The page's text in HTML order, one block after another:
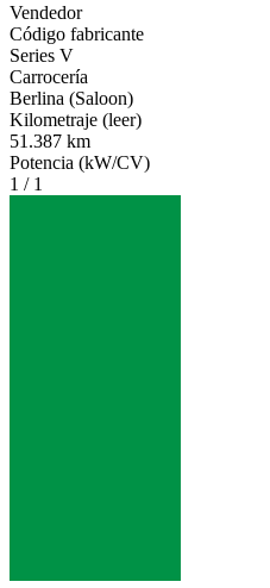
Vendedor
Código fabricante
Series V
Carrocería
Berlina (Saloon)
Kilometraje (leer)
51.387 km
Potencia (kW/CV)
1 / 1